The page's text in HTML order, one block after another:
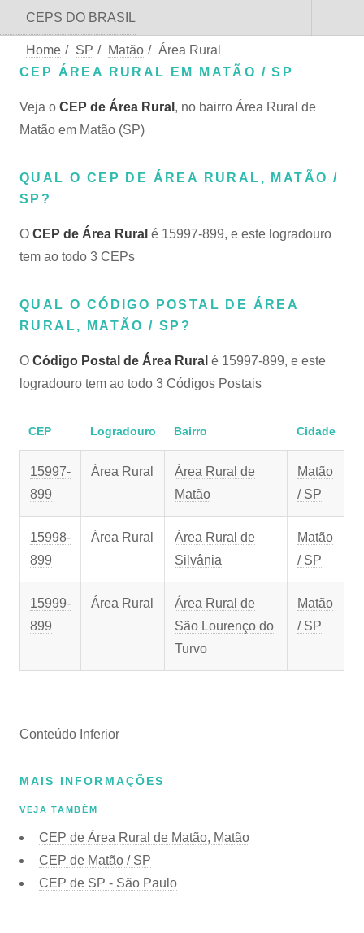
CEPS DO BRASIL
Home / SP / Matão / Área Rural
CEP ÁREA RURAL EM MATÃO / SP
Veja o CEP de Área Rural , no bairro Área Rural de
Matão em Matão (SP)
QUAL O CEP DE ÁREA RURAL, MATÃO /
SP?
O CEP de Área Rural é 15997-899, e este logradouro
tem ao todo 3 CEPs
QUAL O CÓDIGO POSTAL DE ÁREA
RURAL, MATÃO / SP?
O Código Postal de Área Rural é 15997-899, e este
logradouro tem ao todo 3 Códigos Postais
CEP Logradouro Bairro Cidade
15997-
899
Área Rural
Área Rural de
Matão
Matão
/ SP
15998-
899
Área Rural
Área Rural de
Silvânia
Matão
/ SP
15999-
899
Área Rural
Área Rural de
São Lourenço do
Turvo
Matão
/ SP
Conteúdo Inferior
MAIS INFORMAÇÕES
VEJA TAMBÉM
CEP de Área Rural de Matão, Matão
CEP de Matão / SP
CEP de SP - São Paulo